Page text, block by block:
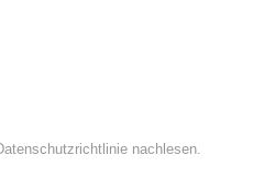
nachlesen.